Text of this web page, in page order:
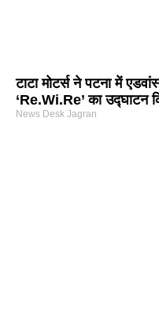
टाटा मोटर्स ने पटना में
‘Re.Wi.Re’ का उद्घाटन
News Desk Jagran